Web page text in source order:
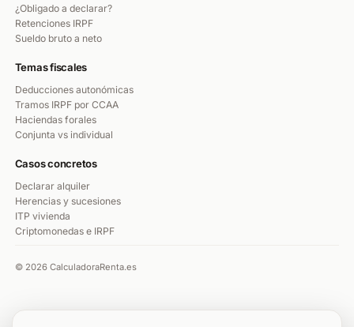
¿Obligado a declarar?
Retenciones IRPF
Sueldo bruto a neto
Temas fiscales
Deducciones autonómicas
Tramos IRPF por CCAA
Haciendas forales
Conjunta vs individual
Casos concretos
Declarar alquiler
Herencias y sucesiones
ITP vivienda
Criptomonedas e IRPF
© 2026 CalculadoraRenta.es